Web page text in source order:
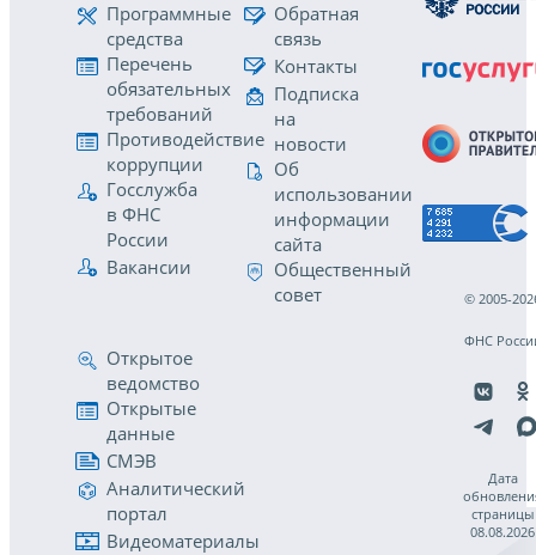
Программные
средства
Перечень
обязательных
требований
Противодействие
коррупции
Госслужба
в ФНС
России
Вакансии
Обратная
связь
Контакты
Подписка
на
новости
Об
использовании
информации
сайта
Общественный
совет
Открытое
ведомство
Открытые
данные
СМЭВ
Аналитический
портал
Видеоматериалы
© 2005-
ФНС
Дата
страницы
08.08.2026